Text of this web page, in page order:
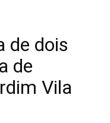
de dois
de
Vila